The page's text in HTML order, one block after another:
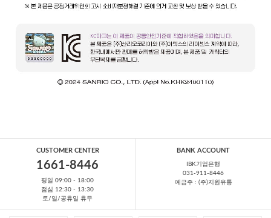
CUSTOMER CENTER
1661-8446
평일 09:00 - 18:00
점심 12:30 - 13:30
토/일/공휴일 휴무
BANK ACCOUNT
IBK기업은행
031-911-8446
예금주 : (주)지원유통